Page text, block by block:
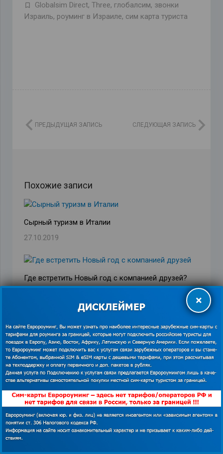
Globalsim Direct, Three, глобалсим, звонки
Израиль, роуминг в Израиле, сим карта туриста
ПРЕДЫДУЩАЯ ЗАПИСЬ СЛЕДУЮЩАЯ ЗАПИСЬ
Похожие записи
Сырный туризм в Италии
27.10.2019
Где встретить Новый год с компанией друзей?
×